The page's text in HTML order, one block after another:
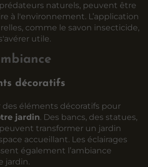
naturels, peuvent être
à l'environnement. L’application
comme le savon insecticide,
utile.
décoratifs
des éléments décoratifs pour
jardin. Des bancs, des statues,
transformer un jardin
accueillant. Les éclairages
également l’ambiance
jardin.